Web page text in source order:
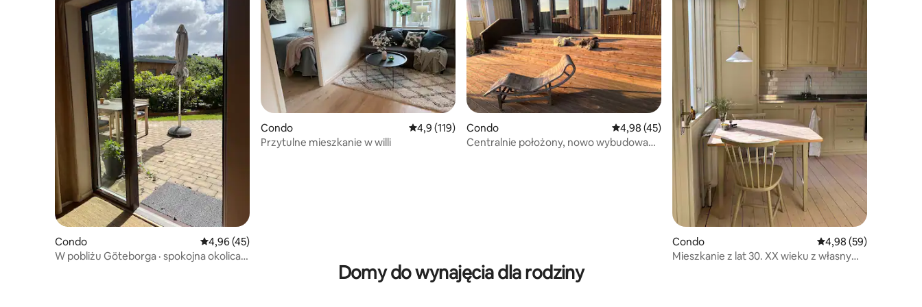
Condo Średnia ocena: 4,96 na 5, liczba recenzji: 45
4,96 (45)
W pobliżu Göteborga · spokojna okolica ·
Condo Średnia ocena: 4,9 na 5, liczba recenzji: 119
4,9 (119)
Przytulne mieszkanie w willi
Condo Średnia ocena: 4,98 na 5, liczba recenzji: 45
4,98 (45)
Centralnie położony, nowo wybudowany
Condo Średnia ocena: 4,98
4,98 (59)
Mieszkanie z lat 30. XX wieku z własnym
Domy do wynajęcia dla rodziny